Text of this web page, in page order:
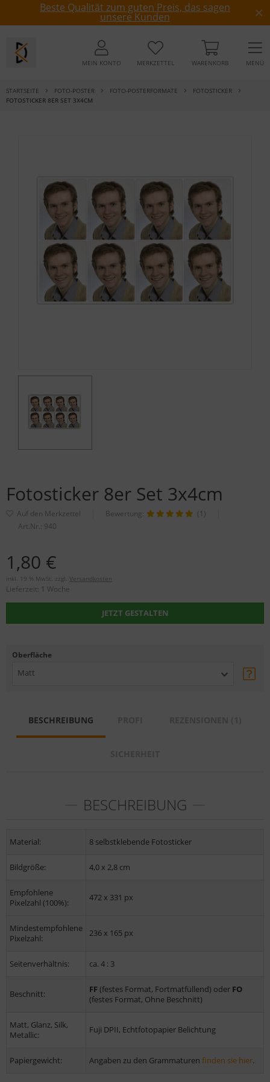
Beste Qualität zum guten Preis, das sagen
unsere Kunden
MEIN KONTO MERKZETTEL WARENKORB MENÜ
STARTSEITE FOTO-POSTER FOTO-POSTERFORMATE
FOTOSTICKER
FOTOSTICKER 8ER SET 3X4CM
Fotosticker 8er Set 3x4cm
Bewertung:
(1)
Art.Nr.: 940
1,80 €
inkl. 19 % MwSt. zzgl. Versandkosten
Lieferzeit: 1 Woche
JETZT GESTALTEN
Oberfläche
Matt
BESCHREIBUNG
BESCHREIBUNG
Material: 8 selbstklebende Fotosticker
Bildgröße: 4,0 x 2,8 cm
Empfohlene
Pixelzahl (100%):
472 x 331 px
Mindestempfohlene
Pixelzahl:
236 x 165 px
Seitenverhältnis: ca. 4 : 3
Beschnitt: FF(festes Format, Fortmatfüllend) oder FO
(festes Format, Ohne Beschnitt)
Matt, Glanz, Silk,
Metallic:
Fuji DPII, Echtfotopapier Belichtung
Papiergewicht: Angaben zu den Grammaturen finden sie hier.